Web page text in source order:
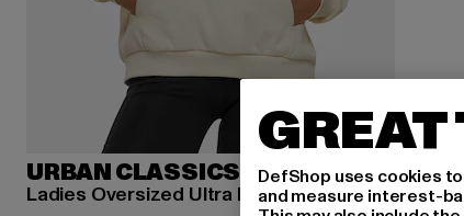
URBAN CLASSICS
Ladies Oversized Ultra Heavy
GREAT
DefShop uses cookies
and measure interest-